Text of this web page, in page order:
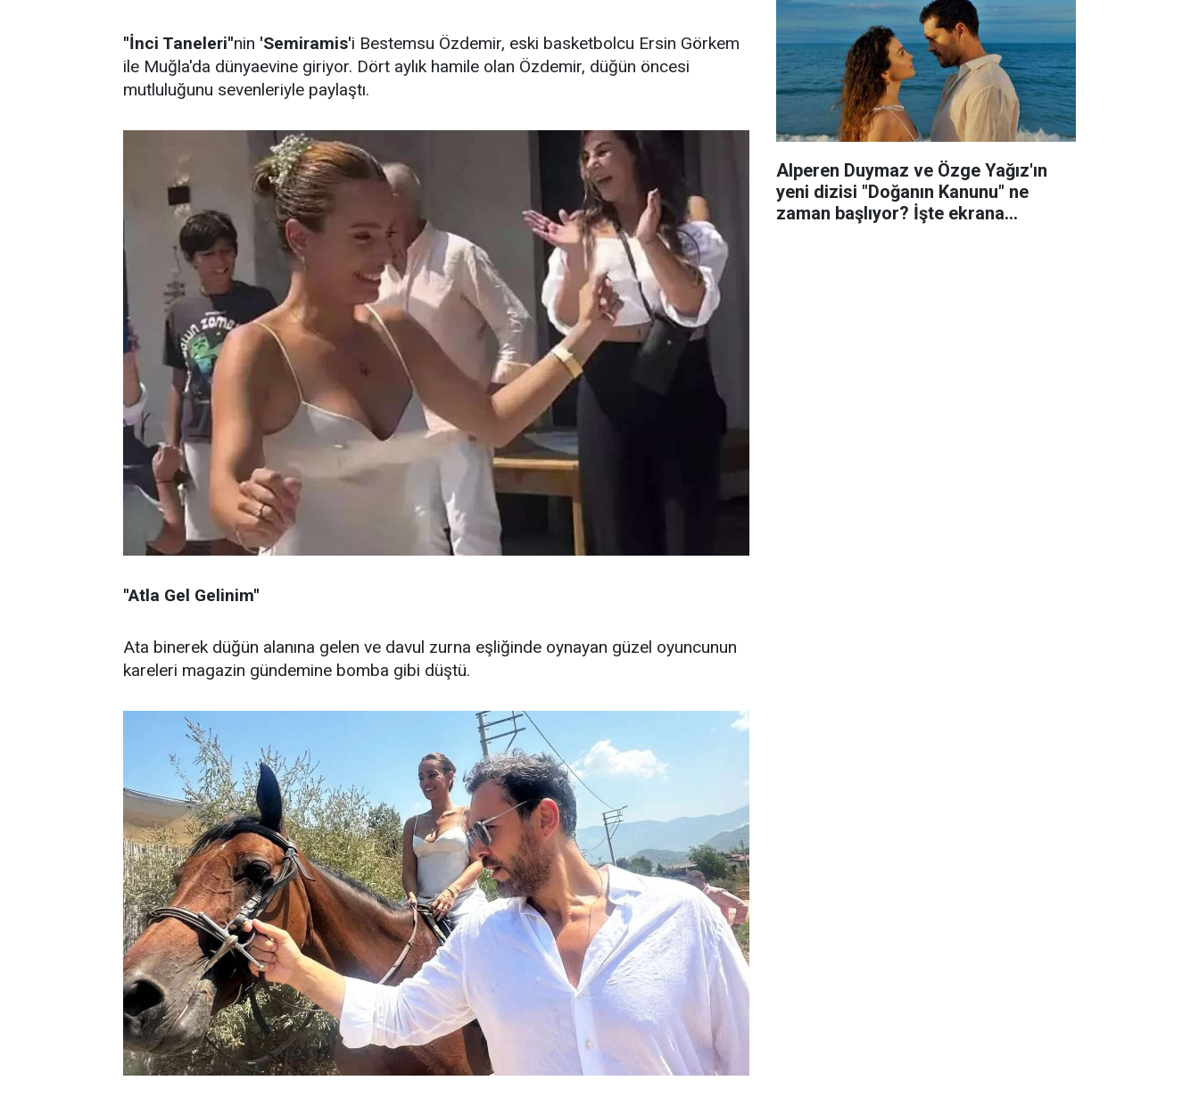
''İnci Taneleri''nin 'Semiramis'i Bestemsu Özdemir, eski basketbolcu Ersin Görkem
ile Muğla'da dünyaevine giriyor. Dört aylık hamile olan Özdemir, düğün öncesi
mutluluğunu sevenleriyle paylaştı.
''Atla Gel Gelinim''
Ata binerek düğün alanına gelen ve davul zurna eşliğinde oynayan güzel oyuncunun
kareleri magazin gündemine bomba gibi düştü.
Alperen Duymaz ve Özge Yağız'ın
yeni dizisi "Doğanın Kanunu" ne
zaman başlıyor? İşte ekrana